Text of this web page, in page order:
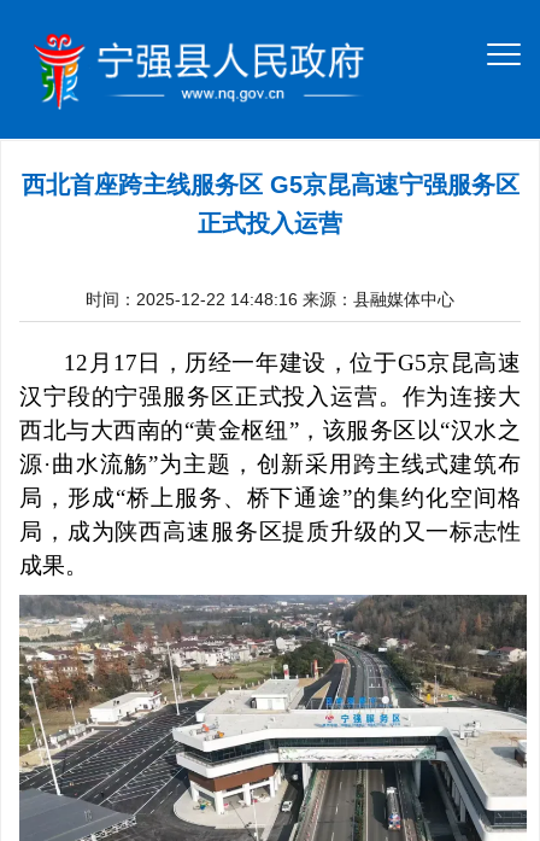
西北首座跨主线服务区 G5京昆高速宁强服务区
正式投入运营
时间：2025-12-22 14:48:16 来源：县融媒体中心
12月17日，历经一年建设，位于G5京昆高速
汉宁段的宁强服务区正式投入运营。作为连接大
西北与大西南的“黄金枢纽”，该服务区以“汉水之
源·曲水流觞”为主题，创新采用跨主线式建筑布
局，形成“桥上服务、桥下通途”的集约化空间格
局，成为陕西高速服务区提质升级的又一标志性
成果。